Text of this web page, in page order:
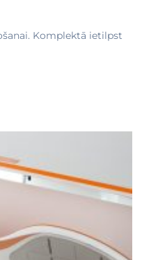
Komplektā ietilpst